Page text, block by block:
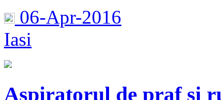
06-Apr-2016
Iasi
Aspiratorul de praf si